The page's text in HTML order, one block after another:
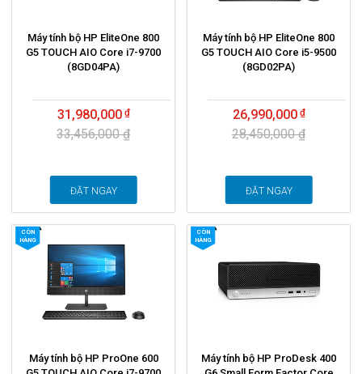
Máy tính bộ HP EliteOne 800
G5 TOUCH AIO Core i7-9700
(8GD04PA)
31,980,000
33,456,000 ₫
ĐẶT NGAY
Máy tính bộ HP EliteOne 800
G5 TOUCH AIO Core i5-9500
(8GD02PA)
26,990,000
28,450,000 ₫
ĐẶT NGAY
CÒN
HÀNG
Máy tính bộ HP ProOne 600
CÒN
HÀNG
Máy tính bộ HP ProDesk 400